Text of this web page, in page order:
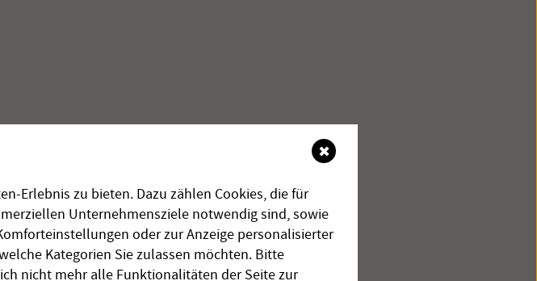
Erlebnis zu bieten. Dazu zählen Cookies, die für
Unternehmensziele notwendig sind, sowie
oder zur Anzeige personalisierter
Kategorien Sie zulassen möchten. Bitte
nicht mehr alle Funktionalitäten der Seite zur
✖